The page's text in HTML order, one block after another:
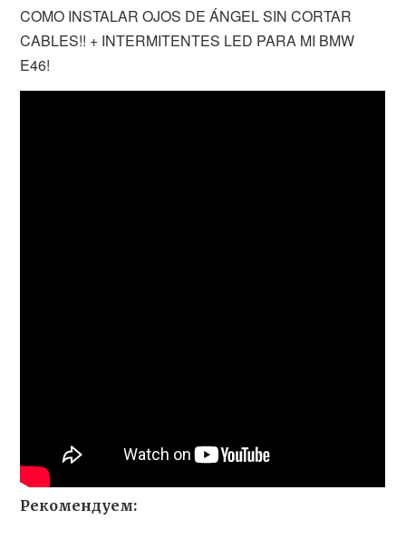
COMO INSTALAR OJOS DE ÁNGEL SIN CORTAR
CABLES!! + INTERMITENTES LED PARA MI BMW
E46!
Рекомендуем: